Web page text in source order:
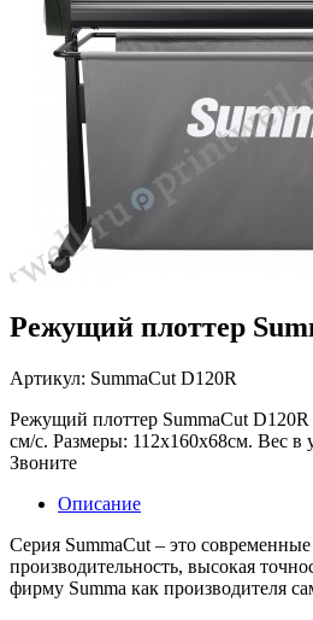
Режущий плоттер
Артикул: SummaCut D120R
Режущий плоттер SummaCut
см/с. Размеры: 112х160х68см. Вес в
Звоните
Описание
Серия SummaCut – это
производительность, высокая
фирму Summa как производителя